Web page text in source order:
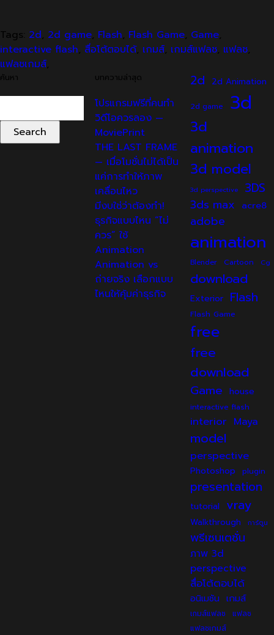
Tags: 2d, 2d game, Flash, Flash Game, Game,
interactive flash, สื่อโต้ตอบได้, เกมส์, เกมส์แฟลช, แฟลช,
แฟลชเกมส์,
ค้นหา
for:
บทความล่าสุด
โปรแกรมฟรีที่คนทำ
วิดีโอควรลอง —
MoviePrint
THE LAST FRAME
— เมื่อโมชั่นไม่ได้เป็น
แค่การทำให้ภาพ
เคลื่อนไหว
มีงบใช่ว่าต้องทำ!
ธุรกิจแบบไหน “ไม่
ควร” ใช้
Animation
Animation vs
ถ่ายจริง เลือกแบบ
ไหนให้คุ้มค่าธุรกิจ
2d 2d Animation
2d game 3d
3d
animation
3d model
3d perspective 3DS
3ds max acre8
adobe
animation
Blender Cartoon Cg
download
Exterior Flash
Flash Game
free
free
download
Game house
interactive flash
interior Maya
model
perspective
Photoshop plugin
presentation
tutorial vray
Walkthrough การ์ตูน
พรีเซนเตชั่น
ภาพ 3d
perspective
สื่อโต้ตอบได้
อนิเมชัน เกมส์
เกมส์แฟลช
แฟลช
แฟลชเกมส์